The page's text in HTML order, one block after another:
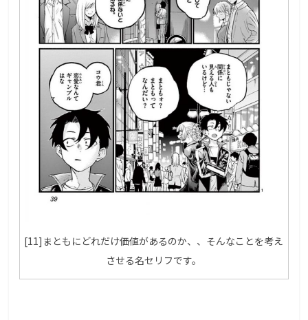
[11]まともにどれだけ価値があるのか、、そんなことを考え
させる名セリフです。